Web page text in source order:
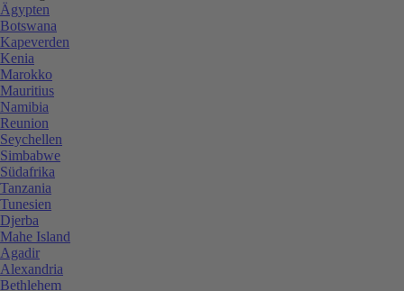
Ägypten
Botswana
Kapeverden
Kenia
Marokko
Mauritius
Namibia
Reunion
Seychellen
Simbabwe
Südafrika
Tanzania
Tunesien
Djerba
Mahe Island
Agadir
Alexandria
Bethlehem